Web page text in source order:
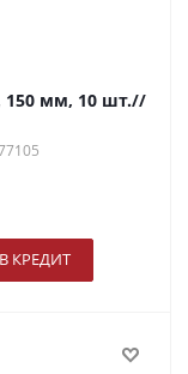
150 мм, 10 шт.//
В КРЕДИТ